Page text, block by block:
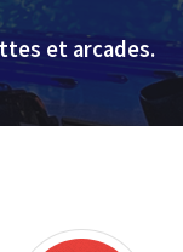
et arcades.